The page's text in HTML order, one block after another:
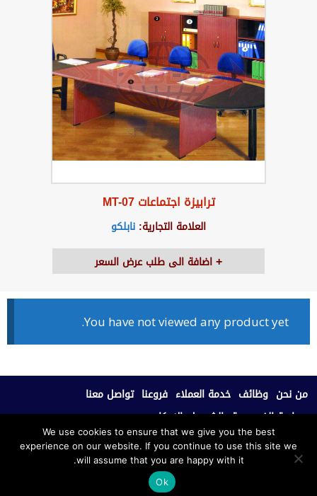
ترابيزة اجتماعات MT-07
العلامة التجارية: نابلكو
اضافة الى طلب عرض السعر
You have not viewed any product yet.
من نحن وظائف خدمة العملاء فروعنا تواصل معنا
سياسة الخصوصية الشروط والاحكام
جميع الحقوق محفوظة © 2020، نابلكو للأثاث المكتبي.
بدعم من فريق سكوب للتطوير
We use cookies to ensure that we give you the best
experience on our website. If you continue to use this site we
will assume that you are happy with it.
Ok